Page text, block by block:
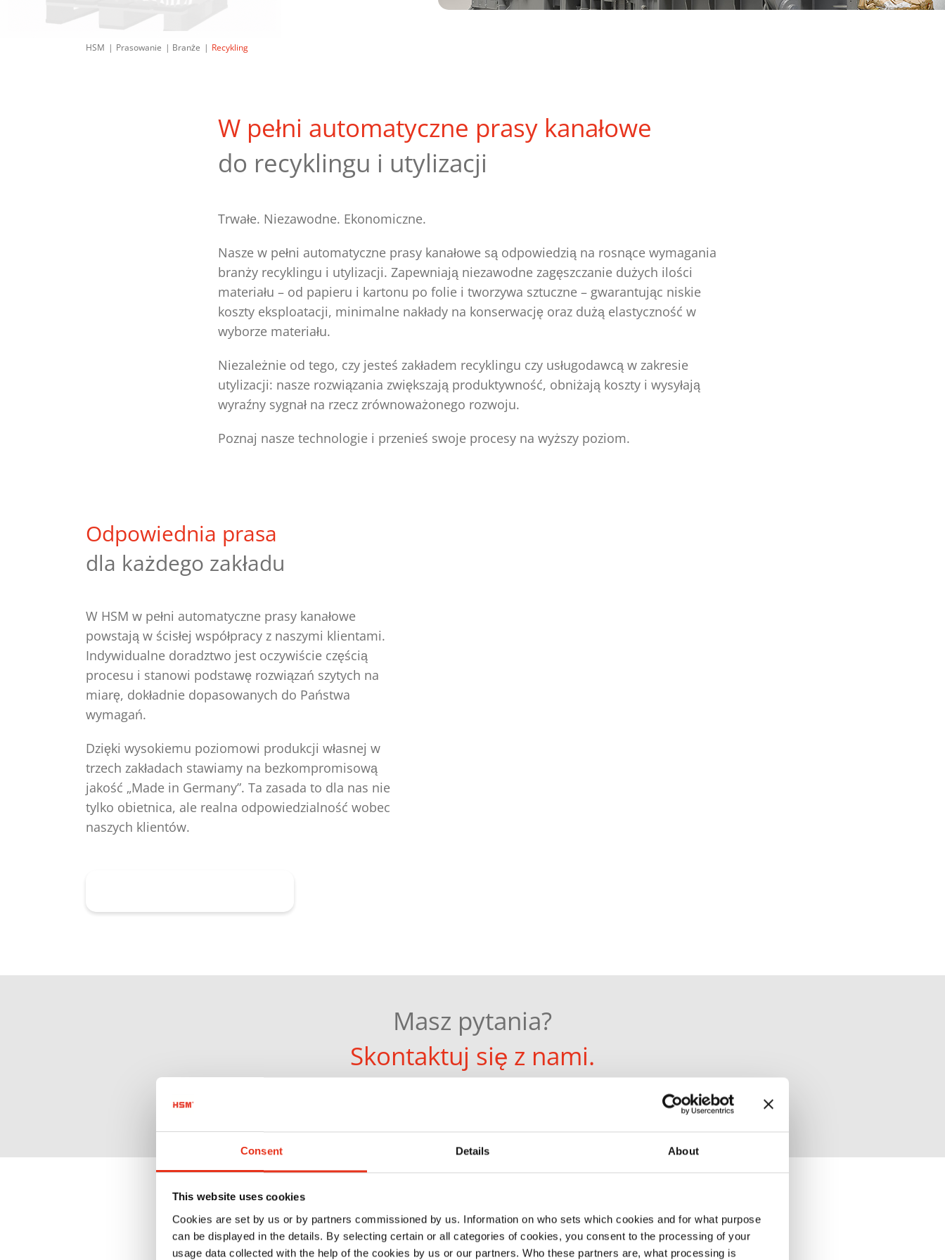
Consent Details About
This website uses cookies
Cookies are set by us or by partners commissioned by us. Information on who sets which cookies and for what purpose
can be displayed in the details. By selecting certain or all categories of cookies, you consent to the processing of your
usage data collected with the help of the cookies by us or our partners. Who these partners are, what processing is
HSM Prasowanie Branże Recykling
W pełni automatyczne prasy kanałowe
do recyklingu i utylizacji
Trwałe. Niezawodne. Ekonomiczne.
Nasze w pełni automatyczne prasy kanałowe są odpowiedzią na rosnące wymagania
branży recyklingu i utylizacji. Zapewniają niezawodne zagęszczanie dużych ilości
materiału – od papieru i kartonu po folie i tworzywa sztuczne – gwarantując niskie
koszty eksploatacji, minimalne nakłady na konserwację oraz dużą elastyczność w
wyborze materiału.
Niezależnie od tego, czy jesteś zakładem recyklingu czy usługodawcą w zakresie
utylizacji: nasze rozwiązania zwiększają produktywność, obniżają koszty i wysyłają
wyraźny sygnał na rzecz zrównoważonego rozwoju.
Poznaj nasze technologie i przenieś swoje procesy na wyższy poziom.
Odpowiednia prasa
dla każdego zakładu
W HSM w pełni automatyczne prasy kanałowe
powstają w ścisłej współpracy z naszymi klientami.
Indywidualne doradztwo jest oczywiście częścią
procesu i stanowi podstawę rozwiązań szytych na
miarę, dokładnie dopasowanych do Państwa
wymagań.
Dzięki wysokiemu poziomowi produkcji własnej w
trzech zakładach stawiamy na bezkompromisową
jakość „Made in Germany”. Ta zasada to dla nas nie
tylko obietnica, ale realna odpowiedzialność wobec
naszych klientów.
Masz pytania?
Skontaktuj się z nami.
Co wyróżnia jakość w całej okazałości:
Przemyślane rozwiązania w każdym szczególe.